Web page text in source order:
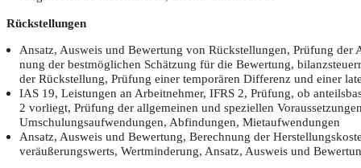
Rück­stel­lun­gen
Ansatz, Aus­weis und Bewer­tung von Rück­stel­lun­gen, Prü­fung der
nung der best­mög­li­chen Schät­zung für die Bewer­tung,
der Rück­stel­lung, Prü­fung einer tem­po­rä­ren Dif­fe­renz und einer
IAS 19, Leis­tun­gen an Arbeit­neh­mer, IFRS 2, Prü­fung, ob
2 vor­liegt, Prü­fung der all­ge­mei­nen und spe­zi­el­len
Umschu­lungs­auf­wen­dun­gen, Abfin­dun­gen, Mietaufwendungen
Ansatz, Aus­weis und Bewer­tung, Berech­nung der
ver­äu­ße­rungs­werts, Wert­min­de­rung, Ansatz, Aus­weis und